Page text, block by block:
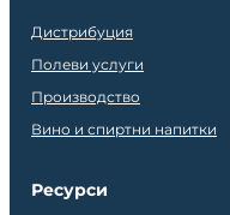
Дистрибуция
Полеви услуги
Производство
Вино и спиртни напитки
Ресурси